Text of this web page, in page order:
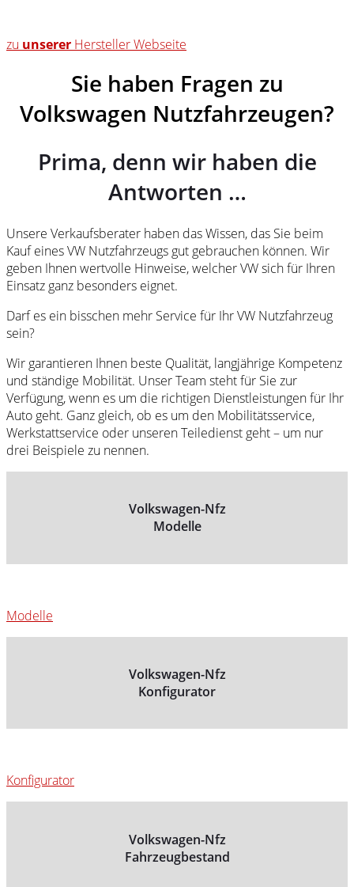
zu unserer Hersteller Webseite
Sie haben Fragen zu
Volkswagen Nutzfahrzeugen?
Prima, denn wir haben die
Antworten …
Unsere Verkaufsberater haben das Wissen, das Sie beim
Kauf eines VW Nutzfahrzeugs gut gebrauchen können. Wir
geben Ihnen wertvolle Hinweise, welcher VW sich für Ihren
Einsatz ganz besonders eignet.
Darf es ein bisschen mehr Service für Ihr VW Nutzfahrzeug
sein?
Wir garantieren Ihnen beste Qualität, langjährige Kompetenz
und ständige Mobilität. Unser Team steht für Sie zur
Verfügung, wenn es um die richtigen Dienstleistungen für Ihr
Auto geht. Ganz gleich, ob es um den Mobilitätsservice,
Werkstattservice oder unseren Teiledienst geht – um nur
drei Beispiele zu nennen.
Volkswagen-Nfz
Modelle
Modelle
Volkswagen-Nfz
Konfigurator
Konfigurator
Volkswagen-Nfz
Fahrzeugbestand